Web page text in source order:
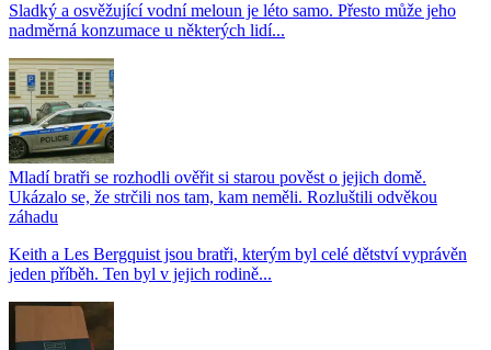
Sladký a osvěžující vodní meloun je léto samo. Přesto může jeho
nadměrná konzumace u některých lidí...
Mladí bratři se rozhodli ověřit si starou pověst o jejich domě.
Ukázalo se, že strčili nos tam, kam neměli. Rozluštili odvěkou
záhadu
Keith a Les Bergquist jsou bratři, kterým byl celé dětství vyprávěn
jeden příběh. Ten byl v jejich rodině...